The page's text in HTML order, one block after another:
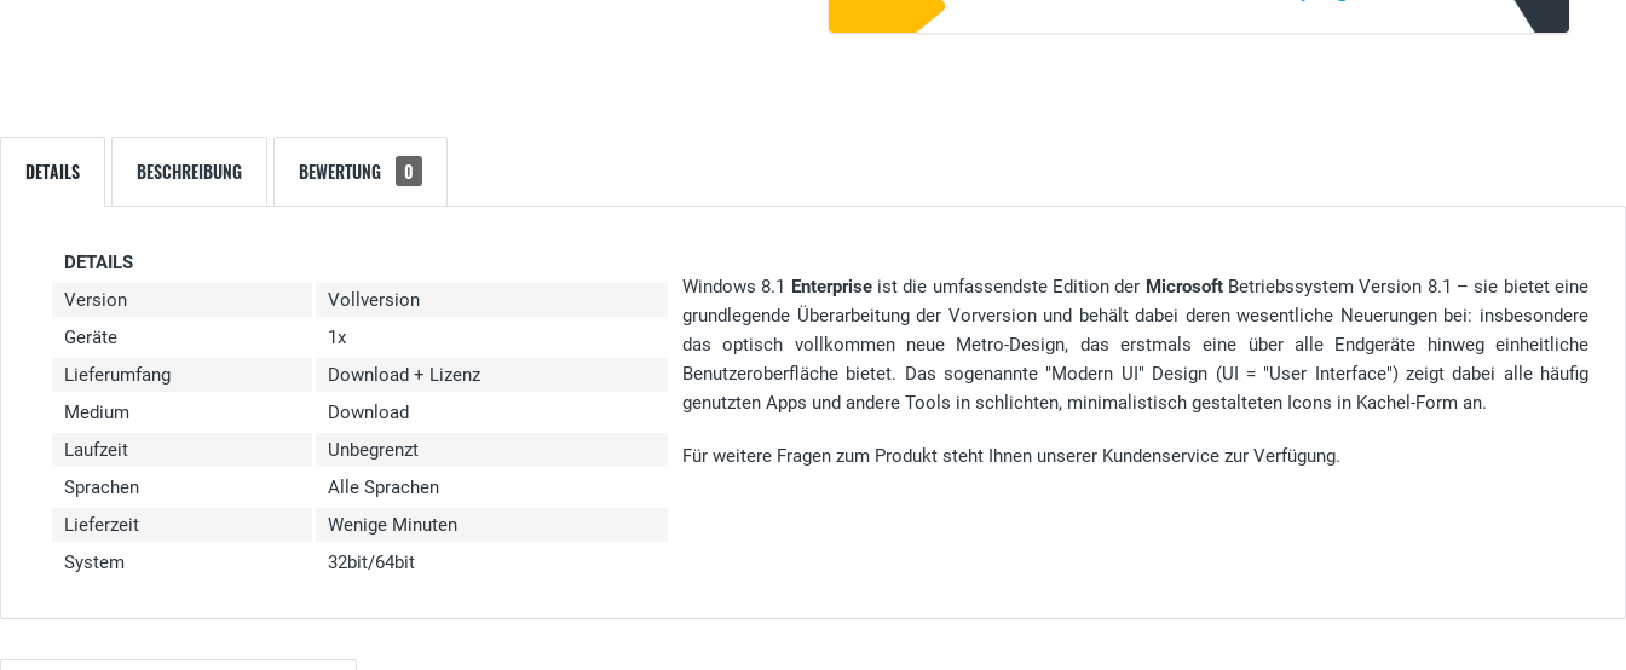
DETAILS BESCHREIBUNG BEWERTUNG 0
DETAILS
Version
Vollversion
Geräte
1x
Lieferumfang
Download + Lizenz
Medium
Download
Laufzeit
Unbegrenzt
Sprachen
Alle Sprachen
Lieferzeit
Wenige Minuten
System
32bit/64bit
Windows 8.1 Enterpriseist die umfassendste Edition der MicrosoftBetriebssystem Version 8.1 – sie bietet eine
grundlegende Überarbeitung der Vorversion und behält dabei deren wesentliche Neuerungen bei: insbesondere
das optisch vollkommen neue Metro-Design, das erstmals eine über alle Endgeräte hinweg einheitliche
Benutzeroberfläche bietet. Das sogenannte "Modern UI" Design (UI = "User Interface") zeigt dabei alle häufig
genutzten Apps und andere Tools in schlichten, minimalistisch gestalteten Icons in Kachel-Form an.
Für weitere Fragen zum Produkt steht Ihnen unserer Kundenservice zur Verfügung.